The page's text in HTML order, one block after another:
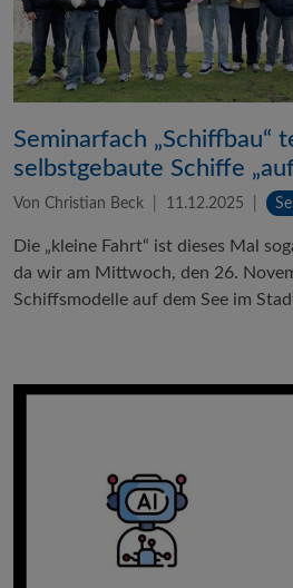
Seminarfach „Schiffbau“
selbstgebaute Schiffe
Von Christian Beck 11.12.2025
Die „kleine Fahrt“ ist dieses Mal
da wir am Mittwoch, den 26.
Schiffsmodelle auf dem See im